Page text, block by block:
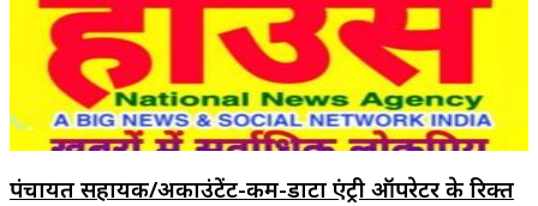
पंचायत सहायक/अकाउंटेंट-कम-डाटा एंट्री ऑपरेटर के रिक्त